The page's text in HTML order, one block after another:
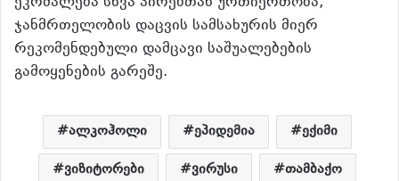
ჯანმრთელობის დაცვის სამსახურის მიერ
რეკომენდებული დამცავი საშუალებების
გამოყენების გარეშე.
ალკოჰოლი ეპიდემია
ექიმი
ვიზიტორები
ვირუსი
თამბაქო